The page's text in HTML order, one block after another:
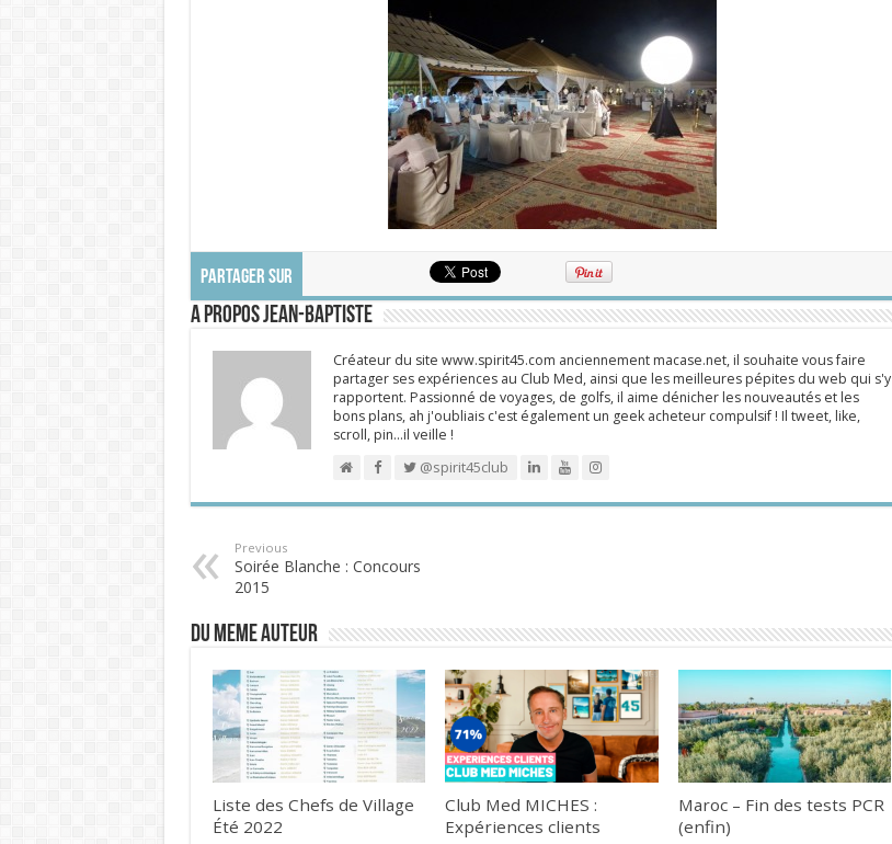
PARTAGER SUR
A propos Jean-Baptiste
Créateur du site www.spirit45.com anciennement macase.net, il souhaite vous faire
partager ses expériences au Club Med, ainsi que les meilleures pépites du web qui s'y
rapportent. Passionné de voyages, de golfs, il aime dénicher les nouveautés et les
bons plans, ah j'oubliais c'est également un geek acheteur compulsif ! Il tweet, like,
scroll, pin…il veille !
@spirit45club
Previous
Soirée Blanche : Concours
2015
DU MEME AUTEUR
Liste des Chefs de Village
Été 2022
Club Med MICHES :
Expériences clients
Maroc – Fin des tests PCR
(enfin)